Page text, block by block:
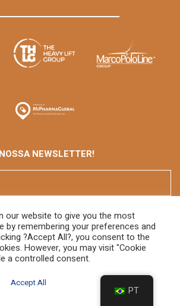
NEWSLETTER!
our website to give you the most
by remembering your preferences and
?Accept All?, you consent to the
However, you may visit "Cookie
a controlled consent.
Accept All
PT